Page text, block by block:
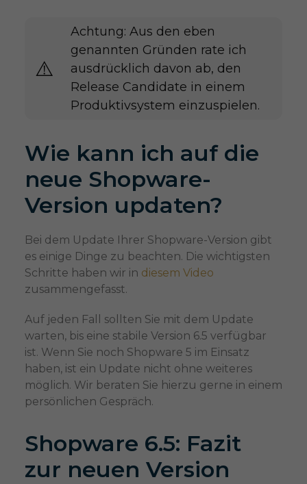
⚠️​​
Achtung: Aus den eben
genannten Gründen rate ich
ausdrücklich davon ab, den
Release Candidate in einem
Produktivsystem einzuspielen.
Wie kann ich auf die
neue Shopware-
Version updaten?
Bei dem Update Ihrer Shopware-Version gibt
es einige Dinge zu beachten. Die wichtigsten
Schritte haben wir in diesem Video
zusammengefasst.
Auf jeden Fall sollten Sie mit dem Update
warten, bis eine stabile Version 6.5 verfügbar
ist. Wenn Sie noch Shopware 5 im Einsatz
haben, ist ein Update nicht ohne weiteres
möglich. Wir beraten Sie hierzu gerne in einem
persönlichen Gespräch.
Shopware 6.5: Fazit
zur neuen Version